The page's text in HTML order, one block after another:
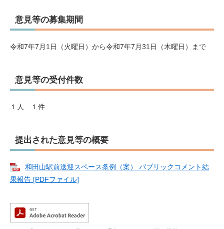
意見等の募集期間
令和7年7月1日（火曜日）から令和7年7月31日（木曜日）まで
意見等の受付件数
１人 １件
提出された意見等の概要
和田山駅前送迎スペース条例（案） パブリックコメント結
果報告 [PDFファイル]